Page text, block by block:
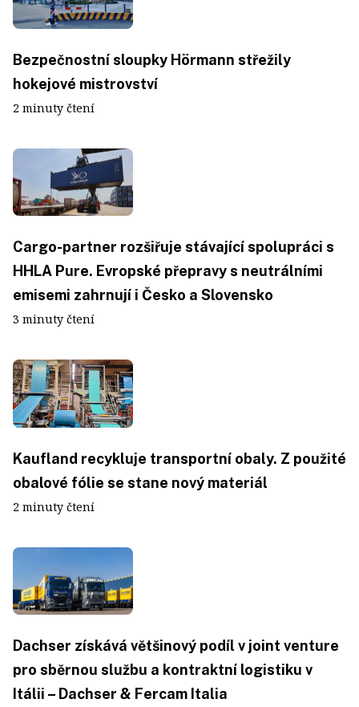
Bezpečnostní sloupky Hörmann střežily
hokejové mistrovství
2 minuty čtení
Cargo-partner rozšiřuje stávající spolupráci s
HHLA Pure. Evropské přepravy s neutrálními
emisemi zahrnují i Česko a Slovensko
3 minuty čtení
Kaufland recykluje transportní obaly. Z použité
obalové fólie se stane nový materiál
2 minuty čtení
Dachser získává většinový podíl v joint venture
pro sběrnou službu a kontraktní logistiku v
Itálii – Dachser & Fercam Italia